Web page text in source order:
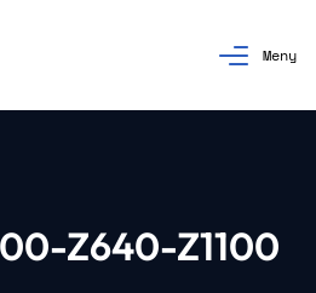
Z640-Z1100